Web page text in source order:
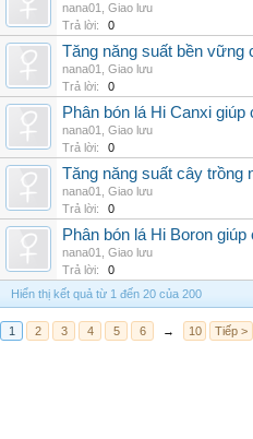
nana01
Giao lưu
Trả lời:
0
Tăng năng suất bền vững
nana01
Giao lưu
Trả lời:
0
Phân bón lá Hi Canxi
nana01
Giao lưu
Trả lời:
0
Tăng năng suất cây trồng
nana01
Giao lưu
Trả lời:
0
Phân bón lá Hi Boron
nana01
Giao lưu
Trả lời:
0
Hiển thị kết quả từ 1 đến 20 của 200
1 2 3 4 5 6 → 10 Tiếp >